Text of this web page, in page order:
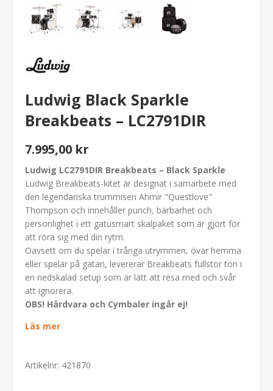
Ludwig Black Sparkle
Breakbeats – LC2791DIR
7.995,00 kr
Ludwig LC2791DIR Breakbeats – Black Sparkle
Ludwig Breakbeats-kitet är designat i samarbete med
den legendariska trummisen Ahmir "Questlove"
Thompson och innehåller punch, bärbarhet och
personlighet i ett gatusmart skalpaket som är gjort för
att röra sig med din rytm.
Oavsett om du spelar i trånga utrymmen, övar hemma
eller spelar på gatan, levererar Breakbeats fullstor ton i
en nedskalad setup som är lätt att resa med och svår
att ignorera.
OBS! Hårdvara och Cymbaler ingår ej!
Läs mer
Artikelnr: 421870